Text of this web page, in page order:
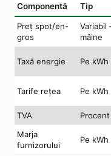
Componentă Tip
Preț spot/en-
gros
mâine
Taxă energie Pe kWh
Tarife rețea Pe
TVA
Marja
furnizorului
Pe kWh